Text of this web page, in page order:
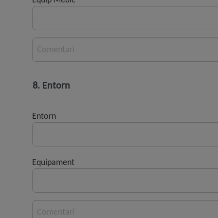
Comentari
8. Entorn
Entorn
Equipament
Comentari